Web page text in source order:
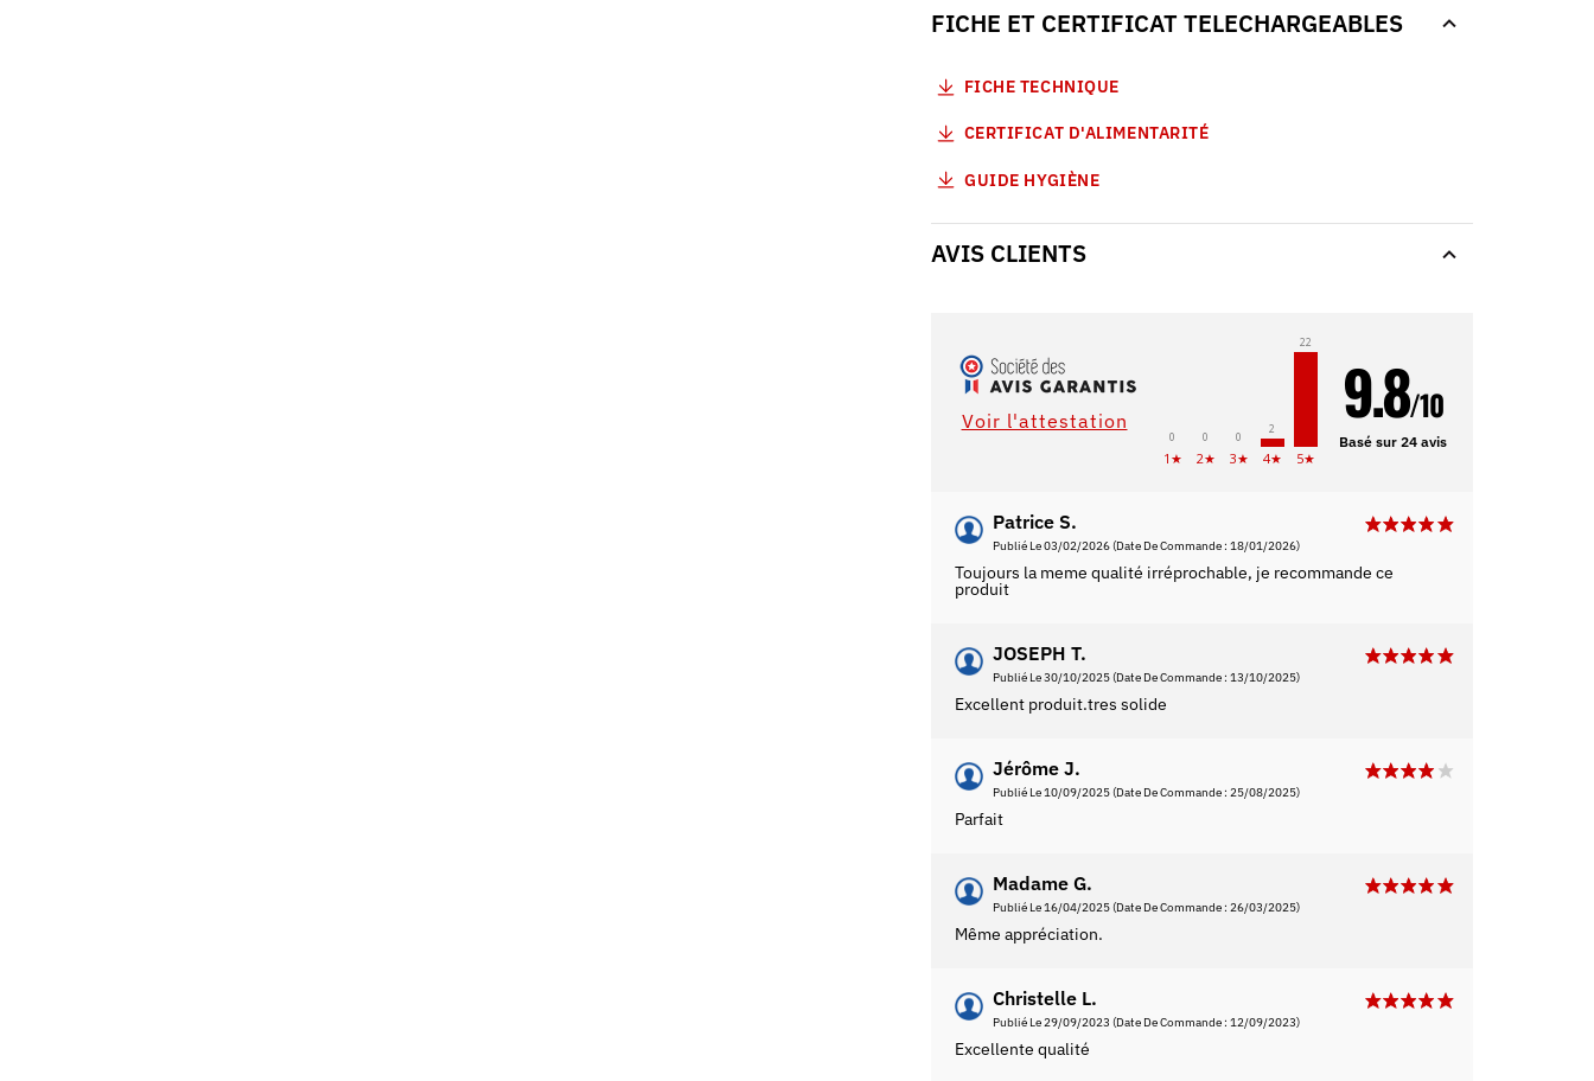
FICHE ET CERTIFICAT TELECHARGEABLES
FICHE TECHNIQUE
CERTIFICAT D'ALIMENTARITÉ
GUIDE HYGIÈNE
AVIS CLIENTS
Voir l'attestation
0
1★
0
2★
0
3★
2
4★
22
5★
9.8/10
Basé sur 24 avis
Patrice S.
Publié Le 03/02/2026(Date De Commande : 18/01/2026)
Toujours la meme qualité irréprochable, je recommande ce
produit
JOSEPH T.
Publié Le 30/10/2025(Date De Commande : 13/10/2025)
Excellent produit.tres solide
Jérôme J.
Publié Le 10/09/2025(Date De Commande : 25/08/2025)
Parfait
Madame G.
Publié Le 16/04/2025(Date De Commande : 26/03/2025)
Même appréciation.
Christelle L.
Publié Le 29/09/2023 (Date De Commande : 12/09/2023)
Excellente qualité